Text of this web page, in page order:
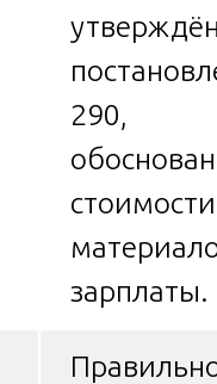
290,
стоимости
зарплаты.